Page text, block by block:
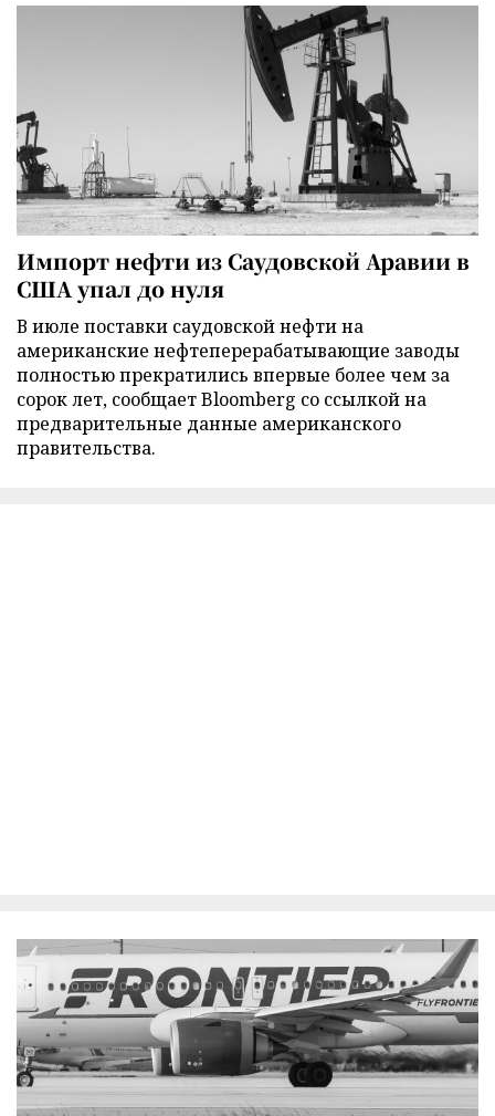
Импорт нефти из Саудовской Аравии в
США упал до нуля
В июле поставки саудовской нефти на
американские нефтеперерабатывающие заводы
полностью прекратились впервые более чем за
сорок лет, сообщает Bloomberg со ссылкой на
предварительные данные американского
правительства.